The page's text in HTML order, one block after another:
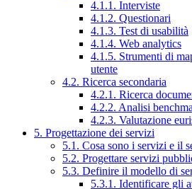
4.1.1. Interviste
4.1.2. Questionari
4.1.3. Test di usabilità
4.1.4. Web analytics
4.1.5. Strumenti di
utente
4.2. Ricerca secondaria
4.2.1. Ricerca
4.2.2. Analisi
4.2.3. Valutazione
5. Progettazione dei servizi
5.1. Cosa sono i servizi e il
5.2. Progettare servizi
5.3. Definire il modello di
5.3.1. Identificare gli